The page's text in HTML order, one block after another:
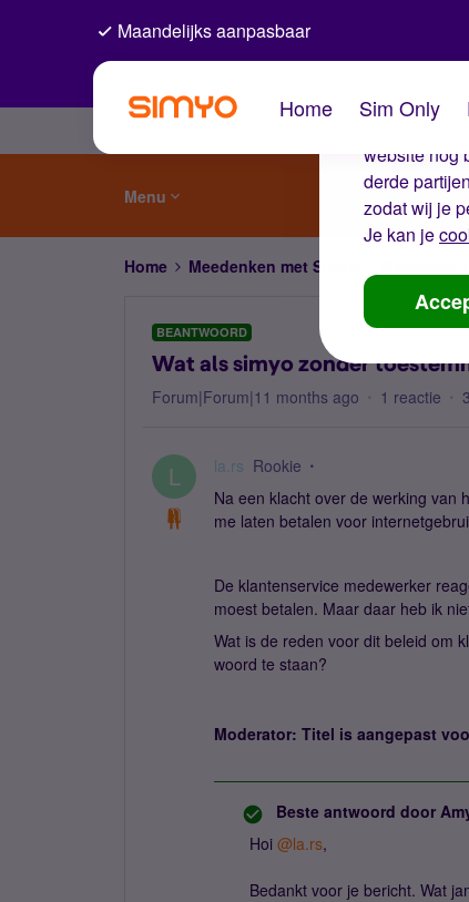
De
Wij
website nog
derde
zodat wij je
Je kan je
Maandelijks aanpasbaar
Home Sim Only
Menu
Home Meedenken met Simyo
BEANTWOORD
Wat als simyo zonder
Forum|Forum|11 months ago 1 reactie
L la.rs Rookie
Na een klacht over de werking van
me laten betalen voor
De klantenservice medewerker
moest betalen. Maar daar heb ik
Wat is de reden voor dit beleid om
woord te staan?
Moderator: Titel is aangepast
Beste antwoord door
Hoi ​ @la.rs,
Bedankt voor je bericht. Wat